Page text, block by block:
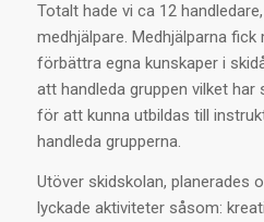
Totalt hade vi ca 12
medhjälpare. Medhjälparna
förbättra egna kunskaper i
att handleda gruppen vilket
för att kunna utbildas till
handleda grupperna.
Utöver skidskolan, planerades
lyckade aktiviteter såsom: